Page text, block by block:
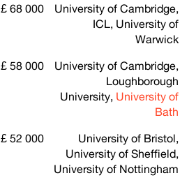
£ 68 000
University of Cambridge,
ICL, University of
Warwick
£ 58 000
University of Cambridge,
Loughborough
University, University of
Bath
£ 52 000
University of Bristol,
University of Sheffield,
University of Nottingham